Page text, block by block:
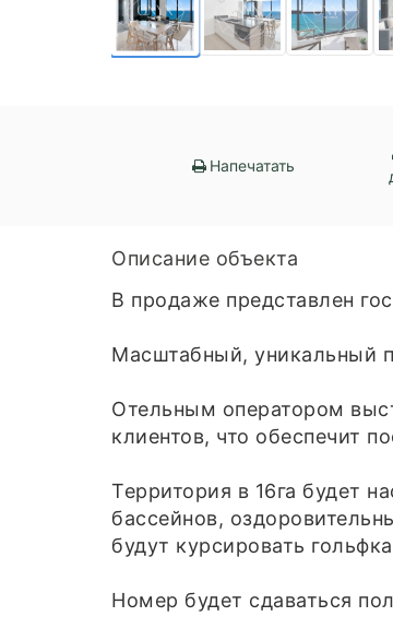
Напечатать
Описание объекта
В продаже представлен
Масштабный, уникальный
Отельным оператором
клиентов, что обеспечит
Территория в 16га будет
бассейнов,
будут курсировать
Номер будет сдаваться